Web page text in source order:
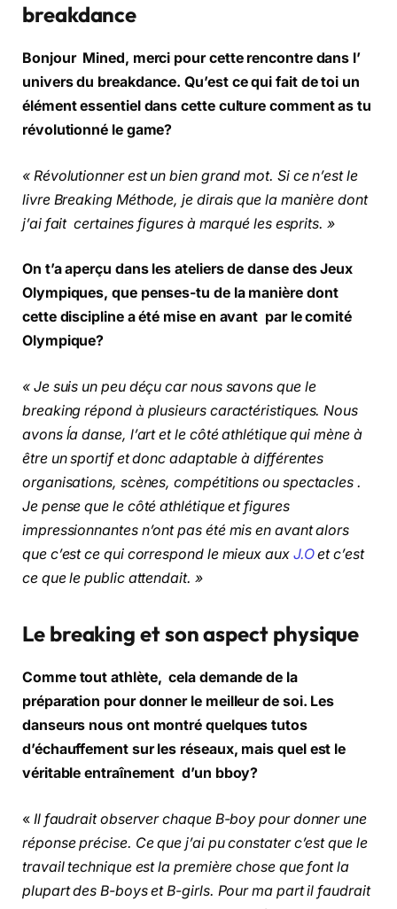
breakdance
Bonjour Mined, merci pour cette rencontre dans l’
univers du breakdance. Qu’est ce qui fait de toi un
élément essentiel dans cette culture comment as tu
révolutionné le game?
« Révolutionner est un bien grand mot. Si ce n’est le
livre Breaking Méthode, je dirais que la manière dont
j’ai fait certaines figures à marqué les esprits. »
On t’a aperçu dans les ateliers de danse des Jeux
Olympiques, que penses-tu de la manière dont
cette discipline a été mise en avant par le comité
Olympique?
« Je suis un peu déçu car nous savons que le
breaking répond à plusieurs caractéristiques. Nous
avons ĺa danse, l’art et le côté athlétique qui mène à
être un sportif et donc adaptable à différentes
organisations, scènes, compétitions ou spectacles .
Je pense que le côté athlétique et figures
impressionnantes n’ont pas été mis en avant alors
que c’est ce qui correspond le mieux aux J.Oet c’est
ce que le public attendait. »
Le breaking et son aspect physique
Comme tout athlète, cela demande de la
préparation pour donner le meilleur de soi. Les
danseurs nous ont montré quelques tutos
d’échauffement sur les réseaux, mais quel est le
véritable entraînement d’un bboy?
« Il faudrait observer chaque B-boy pour donner une
réponse précise. Ce que j’ai pu constater c’est que le
travail technique est la première chose que font la
plupart des B-boys et B-girls. Pour ma part il faudrait